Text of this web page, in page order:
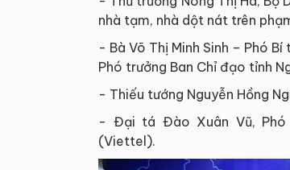
nhà tạm, nhà dột nát trên
- Bà Võ Thị Minh Sinh – Phó
Phó trưởng Ban Chỉ đạo tỉnh
- Thiếu tướng Nguyễn Hồng
- Đại tá Đào Xuân Vũ, Phó
(Viettel).